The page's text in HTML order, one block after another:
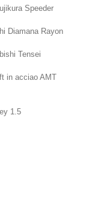
Speeder
Diamana Rayon
Tensei
in acciao AMT
1.5